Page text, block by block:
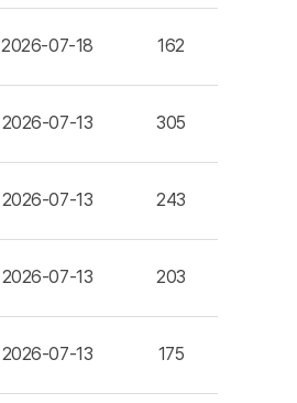
2026-07-18 162
2026-07-13 305
2026-07-13 243
2026-07-13 203
2026-07-13 175